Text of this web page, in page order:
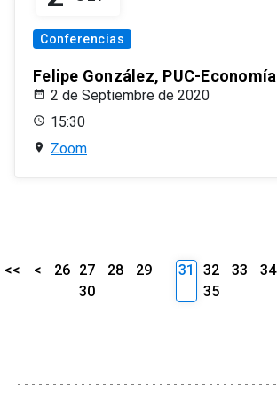
Conferencias
Felipe González, PUC-Economía
2 de Septiembre de 2020
15:30
Zoom
<< < 26 27 28
29
30
31 32 33
34
35